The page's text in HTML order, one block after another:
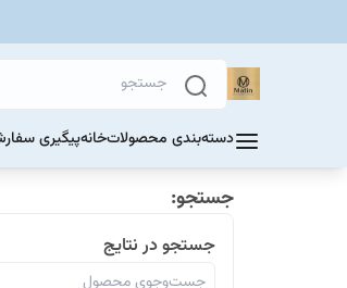
دسته‌بندی محصولاتخانهپیگیری
جستجو:
جستجو در نتایج